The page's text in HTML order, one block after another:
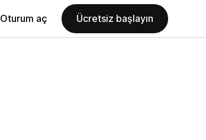
Oturum aç Ücretsiz başlayın